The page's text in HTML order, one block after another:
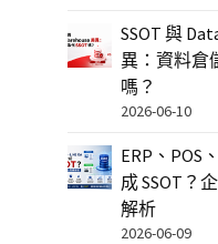
SSOT 與
異：資料倉
嗎？
2026-06-10
ERP、POS
成 SSOT？
解析
2026-06-09